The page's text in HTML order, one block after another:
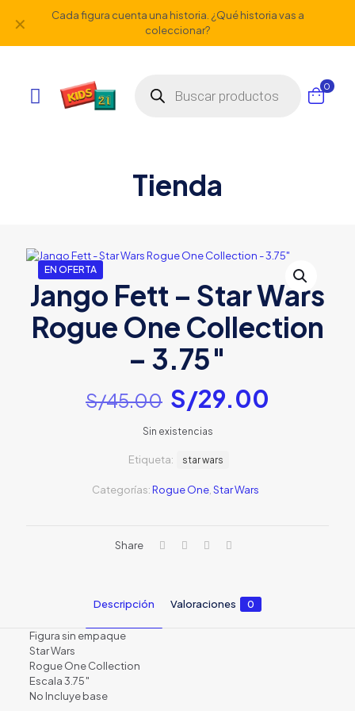
Cada figura cuenta una historia. ¿Qué historia vas a
coleccionar?
✕
productos
0
Tienda
EN OFERTA
Jango Fett – Star Wars
Rogue One Collection
– 3.75″
S/45.00 El
precio
original
era:
S/45.00.
S/29.00
Sin existencias
Categorías:Rogue One Star Wars
Etiqueta: star wars
Share
Descripción Valoraciones 0
Figura sin empaque
Star Wars
Rogue One Collection
Escala 3.75″
No Incluye base